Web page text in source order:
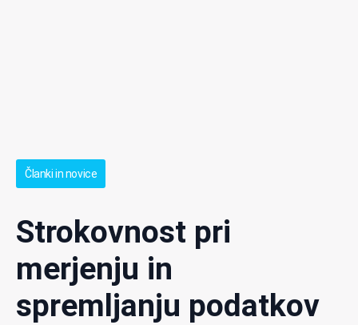
Članki in novice
Strokovnost pri
merjenju in
spremljanju podatkov